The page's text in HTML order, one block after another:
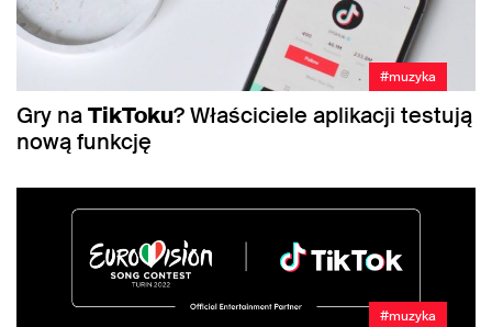
#muzyka
Gry naTikToku? Właściciele aplikacji testują
nową funkcję
#muzyka